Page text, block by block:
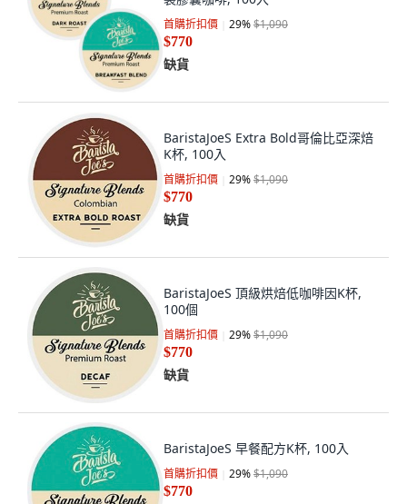
首購折扣價 29%$1,090
$770
缺貨
BaristaJoeS Extra Bold哥倫比亞深焙
K杯, 100入
首購折扣價 29%$1,090
$770
缺貨
BaristaJoeS 頂級烘焙低咖啡因K杯,
100個
首購折扣價 29%$1,090
$770
缺貨
BaristaJoeS 早餐配方K杯, 100入
首購折扣價 29%$1,090
$770